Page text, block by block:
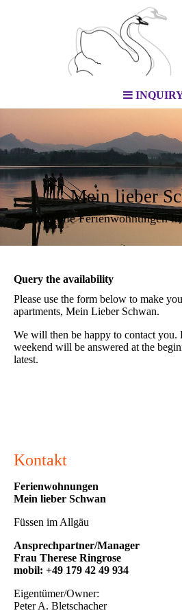
Mein lieber
stilvolle Ferienwohnungen
Query the availability
Please use the form below to make
apartments, Mein Lieber Schwan.
We will then be happy to contact you.
weekend will be answered at the
latest.
Kontakt
Ferienwohnungen
Mein lieber Schwan
Füssen im Allgäu
Ansprechpartner/Manager
Frau Therese Ringrose
mobil: +49 179 42 49 934
Eigentümer/Owner:
Peter A. Bletschacher